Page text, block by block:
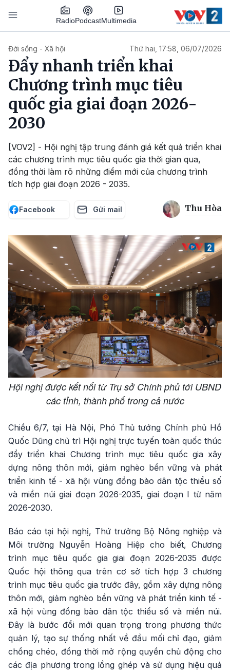
Nhảy đến nội dung
RadioPodcastMultimedia
Đời sống - Xã hội Thứ hai, 17:58, 06/07/2026
Đẩy nhanh triển khai
Chương trình mục tiêu
quốc gia giai đoạn 2026-
2030
[VOV2] - Hội nghị tập trung đánh giá kết quả triển khai
các chương trình mục tiêu quốc gia thời gian qua,
đồng thời làm rõ những điểm mới của chương trình
tích hợp giai đoạn 2026 - 2035.
Facebook Gửi mail Thu Hòa
Hội nghị được kết nối từ Trụ sở Chính phủ tới UBND
các tỉnh, thành phố trong cả nước
Chiều 6/7, tại Hà Nội, Phó Thủ tướng Chính phủ Hồ
Quốc Dũng chủ trì Hội nghị trực tuyến toàn quốc thúc
đẩy triển khai Chương trình mục tiêu quốc gia xây
dựng nông thôn mới, giảm nghèo bền vững và phát
triển kinh tế - xã hội vùng đồng bào dân tộc thiểu số
và miền núi giai đoạn 2026-2035, giai đoạn I từ năm
2026-2030.
Báo cáo tại hội nghị, Thứ trưởng Bộ Nông nghiệp và
Môi trường Nguyễn Hoàng Hiệp cho biết, Chương
trình mục tiêu quốc gia giai đoạn 2026-2035 được
Quốc hội thông qua trên cơ sở tích hợp 3 chương
trình mục tiêu quốc gia trước đây, gồm xây dựng nông
thôn mới, giảm nghèo bền vững và phát triển kinh tế -
xã hội vùng đồng bào dân tộc thiểu số và miền núi.
Đây là bước đổi mới quan trọng trong phương thức
quản lý, tạo sự thống nhất về đầu mối chỉ đạo, giảm
chồng chéo, đồng thời mở rộng quyền chủ động cho
các địa phương trong lồng ghép và sử dụng hiệu quả